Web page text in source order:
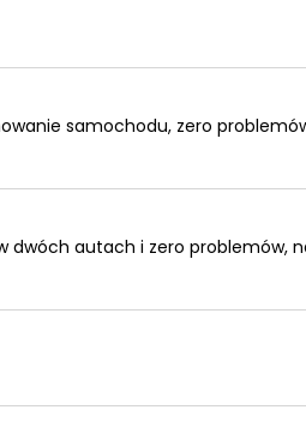
samochodu, zero
dwóch autach i zero problemów,